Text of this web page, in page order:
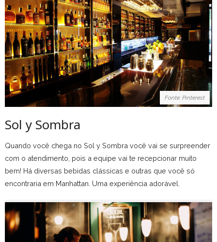
Fonte: Pinterest
Sol y Sombra
Quando você chega no Sol y Sombra você vai se surpreender
com o atendimento, pois a equipe vai te recepcionar muito
bem! Há diversas bebidas clássicas e outras que você só
encontraria em Manhattan. Uma experiência adorável.